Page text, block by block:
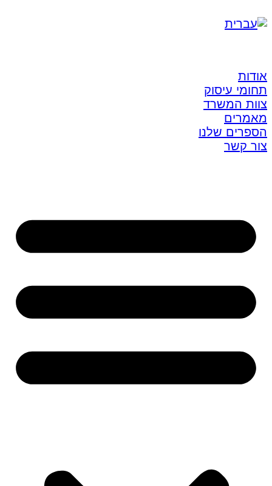
אודות
תחומי עיסוק
צוות המשרד
מאמרים
הספרים שלנו
צור קשר